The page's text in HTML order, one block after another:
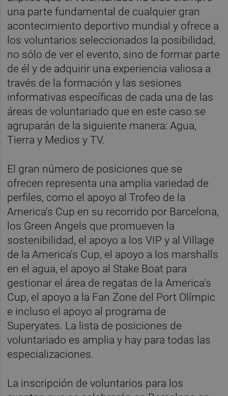
una parte fundamental de cualquier gran
acontecimiento deportivo mundial y ofrece a
los voluntarios seleccionados la posibilidad,
no sólo de ver el evento, sino de formar parte
de él y de adquirir una experiencia valiosa a
través de la formación y las sesiones
informativas específicas de cada una de las
áreas de voluntariado que en este caso se
agruparán de la siguiente manera: Agua,
Tierra y Medios y TV.
El gran número de posiciones que se
ofrecen representa una amplia variedad de
perfiles, como el apoyo al Trofeo de la
America's Cup en su recorrido por Barcelona,
los Green Angels que promueven la
sostenibilidad, el apoyo a los VIP y al Village
de la America's Cup, el apoyo a los marshalls
en el agua, el apoyo al Stake Boat para
gestionar el área de regatas de la America's
Cup, el apoyo a la Fan Zone del Port Olímpic
e incluso el apoyo al programa de
Superyates. La lista de posiciones de
voluntariado es amplia y hay para todas las
especializaciones.
La inscripción de voluntarios para los